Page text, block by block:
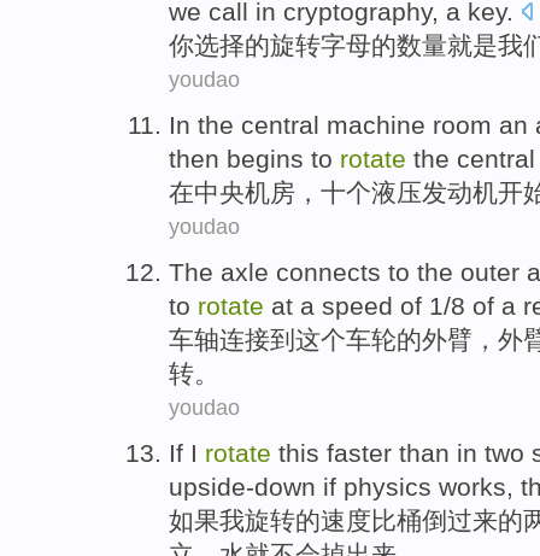
we call in cryptography, a key.
你选择的旋转字母的数量就是我
youdao
In the central machine room an
then begins to rotate the central
在中央机房 ， 十个液压发动机开
youdao
The axle connects to the outer
to rotate at a speed of 1/8 of a
车轴连接到 这个车轮的外臂 ，外
转。
youdao
If I rotate this faster than in two
upside-down if physics works ,
如果我旋转的速度比桶倒过来的